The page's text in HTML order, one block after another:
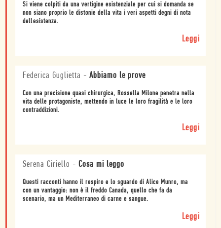
Si viene colpiti da una vertigine esistenziale per cui si domanda se
non siano proprio le distonie della vita i veri aspetti degni di nota
dellesistenza.
Leggi
Federica Guglietta - Abbiamo le prove
Con una precisione quasi chirurgica, Rossella Milone penetra nella
vita delle protagoniste, mettendo in luce le loro fragilità e le loro
contraddizioni.
Leggi
Serena Ciriello - Cosa mi leggo
Questi racconti hanno il respiro e lo sguardo di Alice Munro, ma
con un vantaggio: non è il freddo Canada, quello che fa da
scenario, ma un Mediterraneo di carne e sangue.
Leggi